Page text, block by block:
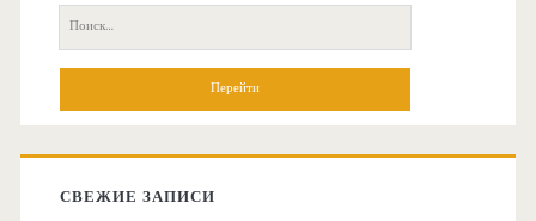
П
о
:
СВЕЖИЕ ЗАПИСИ